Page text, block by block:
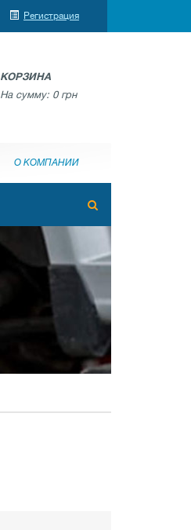
Регистрация
КОРЗИНА
На сумму: 0 грн
О КОМПАНИИ